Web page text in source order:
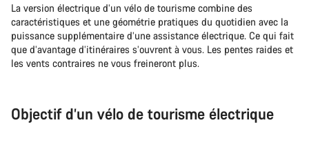
La version électrique d’un vélo de tourisme combine des
caractéristiques et une géométrie pratiques du quotidien avec la
puissance supplémentaire d’une assistance électrique. Ce qui fait
que d’avantage d’itinéraires s’ouvrent à vous. Les pentes raides et
les vents contraires ne vous freineront plus.
Objectif d’un vélo de tourisme électrique